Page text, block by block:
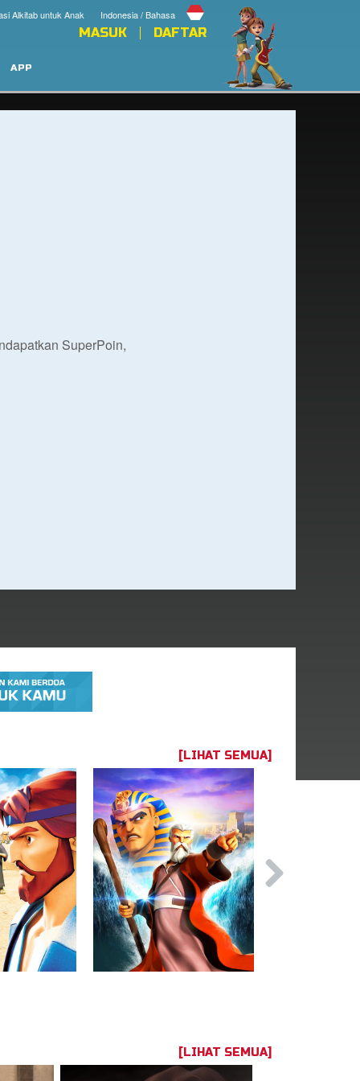
Indonesia / Bahasa
Alkitab untuk Anak
MASUK DAFTAR
APP
SuperPoin,
[LIHAT SEMUA]
[LIHAT SEMUA]